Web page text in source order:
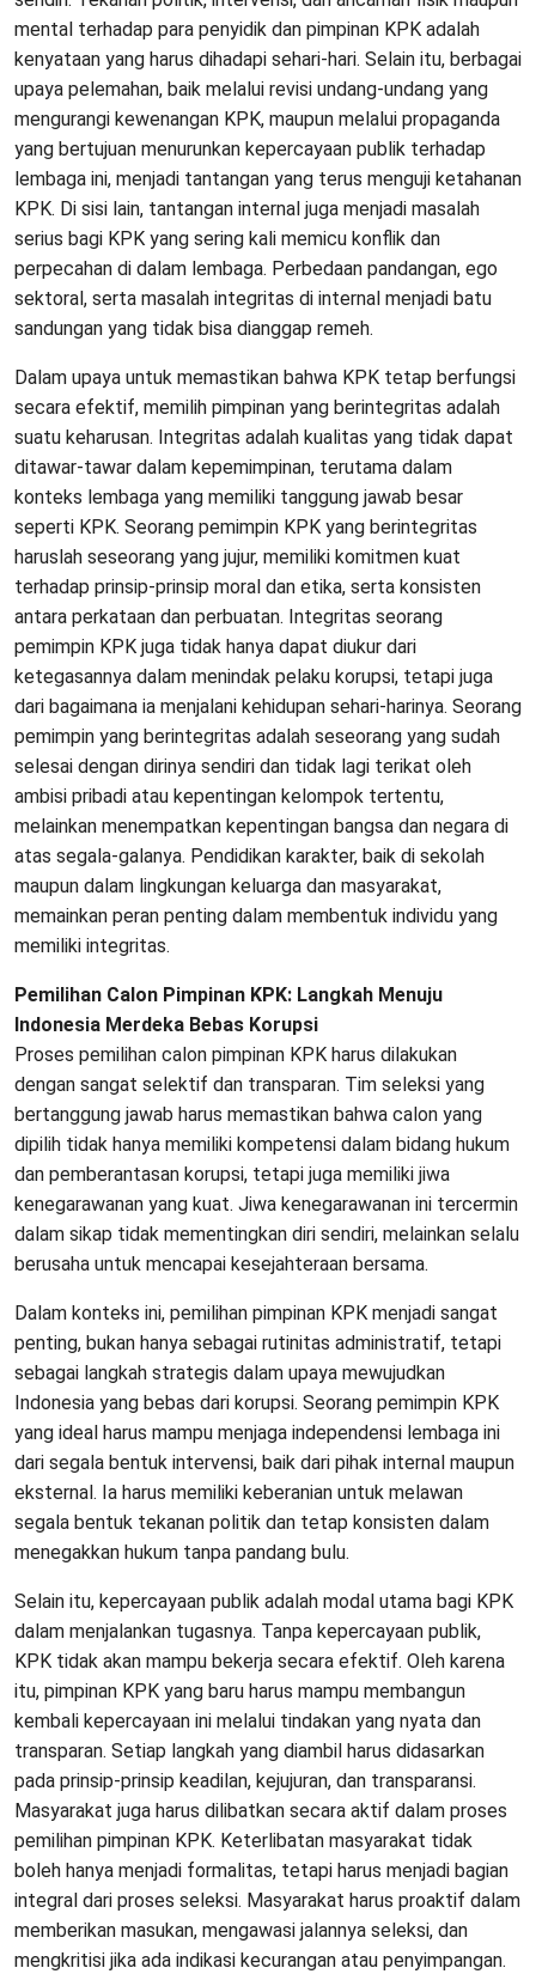
mental terhadap para penyidik dan pimpinan KPK adalah
kenyataan yang harus dihadapi sehari-hari. Selain itu, berbagai
upaya pelemahan, baik melalui revisi undang-undang yang
mengurangi kewenangan KPK, maupun melalui propaganda
yang bertujuan menurunkan kepercayaan publik terhadap
lembaga ini, menjadi tantangan yang terus menguji ketahanan
KPK. Di sisi lain, tantangan internal juga menjadi masalah
serius bagi KPK yang sering kali memicu konflik dan
perpecahan di dalam lembaga. Perbedaan pandangan, ego
sektoral, serta masalah integritas di internal menjadi batu
sandungan yang tidak bisa dianggap remeh.
Dalam upaya untuk memastikan bahwa KPK tetap berfungsi
secara efektif, memilih pimpinan yang berintegritas adalah
suatu keharusan. Integritas adalah kualitas yang tidak dapat
ditawar-tawar dalam kepemimpinan, terutama dalam
konteks lembaga yang memiliki tanggung jawab besar
seperti KPK. Seorang pemimpin KPK yang berintegritas
haruslah seseorang yang jujur, memiliki komitmen kuat
terhadap prinsip-prinsip moral dan etika, serta konsisten
antara perkataan dan perbuatan. Integritas seorang
pemimpin KPK juga tidak hanya dapat diukur dari
ketegasannya dalam menindak pelaku korupsi, tetapi juga
dari bagaimana ia menjalani kehidupan sehari-harinya. Seorang
pemimpin yang berintegritas adalah seseorang yang sudah
selesai dengan dirinya sendiri dan tidak lagi terikat oleh
ambisi pribadi atau kepentingan kelompok tertentu,
melainkan menempatkan kepentingan bangsa dan negara di
atas segala-galanya. Pendidikan karakter, baik di sekolah
maupun dalam lingkungan keluarga dan masyarakat,
memainkan peran penting dalam membentuk individu yang
memiliki integritas.
Pemilihan Calon Pimpinan KPK: Langkah Menuju
Indonesia Merdeka Bebas Korupsi
Proses pemilihan calon pimpinan KPK harus dilakukan
dengan sangat selektif dan transparan. Tim seleksi yang
bertanggung jawab harus memastikan bahwa calon yang
dipilih tidak hanya memiliki kompetensi dalam bidang hukum
dan pemberantasan korupsi, tetapi juga memiliki jiwa
kenegarawanan yang kuat. Jiwa kenegarawanan ini tercermin
dalam sikap tidak mementingkan diri sendiri, melainkan selalu
berusaha untuk mencapai kesejahteraan bersama.
Dalam konteks ini, pemilihan pimpinan KPK menjadi sangat
penting, bukan hanya sebagai rutinitas administratif, tetapi
sebagai langkah strategis dalam upaya mewujudkan
Indonesia yang bebas dari korupsi. Seorang pemimpin KPK
yang ideal harus mampu menjaga independensi lembaga ini
dari segala bentuk intervensi, baik dari pihak internal maupun
eksternal. Ia harus memiliki keberanian untuk melawan
segala bentuk tekanan politik dan tetap konsisten dalam
menegakkan hukum tanpa pandang bulu.
Selain itu, kepercayaan publik adalah modal utama bagi KPK
dalam menjalankan tugasnya. Tanpa kepercayaan publik,
KPK tidak akan mampu bekerja secara efektif. Oleh karena
itu, pimpinan KPK yang baru harus mampu membangun
kembali kepercayaan ini melalui tindakan yang nyata dan
transparan. Setiap langkah yang diambil harus didasarkan
pada prinsip-prinsip keadilan, kejujuran, dan transparansi.
Masyarakat juga harus dilibatkan secara aktif dalam proses
pemilihan pimpinan KPK. Keterlibatan masyarakat tidak
boleh hanya menjadi formalitas, tetapi harus menjadi bagian
integral dari proses seleksi. Masyarakat harus proaktif dalam
memberikan masukan, mengawasi jalannya seleksi, dan
mengkritisi jika ada indikasi kecurangan atau penyimpangan.